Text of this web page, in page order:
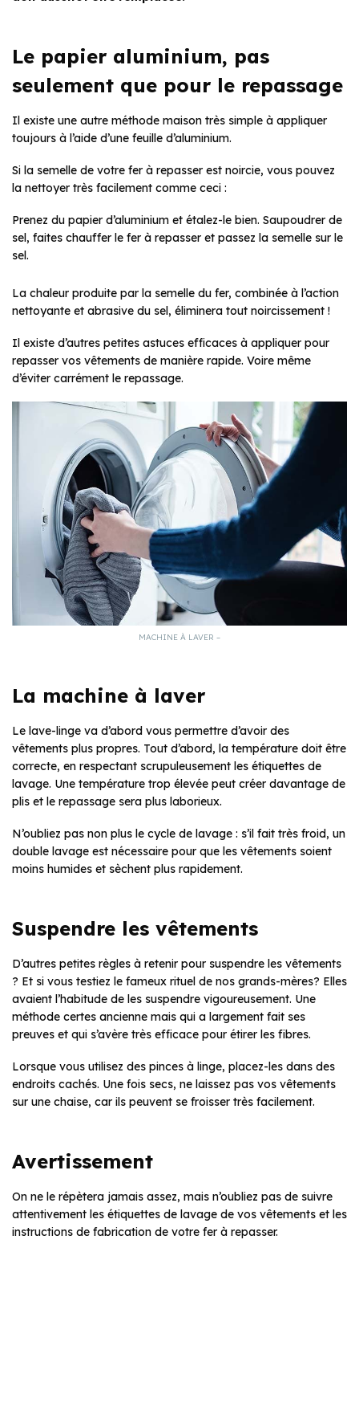
Le papier aluminium, pas
seulement que pour le repassage
Il existe une autre méthode maison très simple à appliquer
toujours à l’aide d’une feuille d’aluminium.
Si la semelle de votre fer à repasser est noircie, vous pouvez
la nettoyer très facilement comme ceci :
Prenez du papier d’aluminium et étalez-le bien. Saupoudrer de
sel, faites chauffer le fer à repasser et passez la semelle sur le
sel.
La chaleur produite par la semelle du fer, combinée à l’action
nettoyante et abrasive du sel, éliminera tout noircissement !
Il existe d’autres petites astuces efficaces à appliquer pour
repasser vos vêtements de manière rapide. Voire même
d’éviter carrément le repassage.
MACHINE À LAVER –
La machine à laver
Le lave-linge va d’abord vous permettre d’avoir des
vêtements plus propres. Tout d’abord, la température doit être
correcte, en respectant scrupuleusement les étiquettes de
lavage. Une température trop élevée peut créer davantage de
plis et le repassage sera plus laborieux.
N’oubliez pas non plus le cycle de lavage : s’il fait très froid, un
double lavage est nécessaire pour que les vêtements soient
moins humides et sèchent plus rapidement.
Suspendre les vêtements
D’autres petites règles à retenir pour suspendre les vêtements
? Et si vous testiez le fameux rituel de nos grands-mères? Elles
avaient l’habitude de les suspendre vigoureusement. Une
méthode certes ancienne mais qui a largement fait ses
preuves et qui s’avère très efficace pour étirer les fibres.
Lorsque vous utilisez des pinces à linge, placez-les dans des
endroits cachés. Une fois secs, ne laissez pas vos vêtements
sur une chaise, car ils peuvent se froisser très facilement.
Avertissement
On ne le répètera jamais assez, mais n’oubliez pas de suivre
attentivement les étiquettes de lavage de vos vêtements et les
instructions de fabrication de votre fer à repasser.